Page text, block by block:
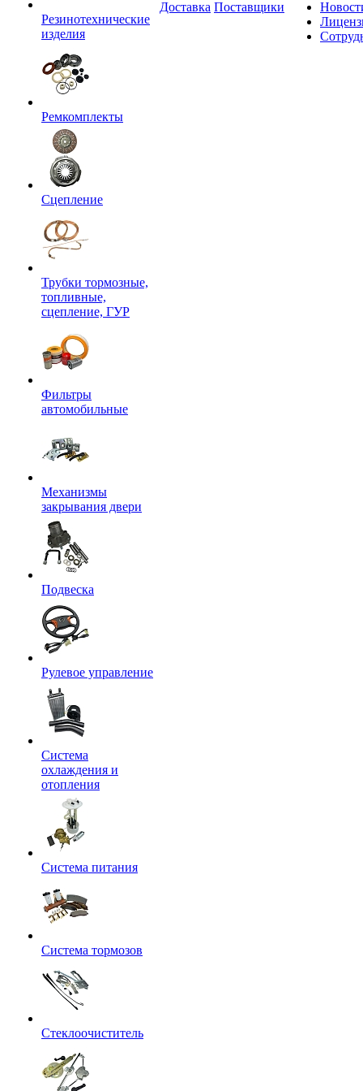
Резинотехнические
изделия
Ремкомплекты
Сцепление
Трубки тормозные,
топливные,
сцепление, ГУР
Фильтры
автомобильные
Механизмы
закрывания двери
Подвеска
Рулевое управление
Система
охлаждения и
отопления
Система питания
Система тормозов
Стеклоочиститель
Доставка Поставщики